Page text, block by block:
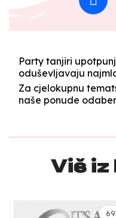
Party tanjiri
oduševljavaju
Za cjelokupnu
naše ponude
Više